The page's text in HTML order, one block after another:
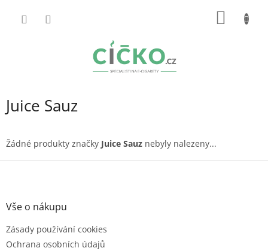
Juice Sauz
Žádné produkty značky Juice Sauz nebyly nalezeny...
Z
Vše o nákupu
Zásady používání cookies
Ochrana osobních údajů